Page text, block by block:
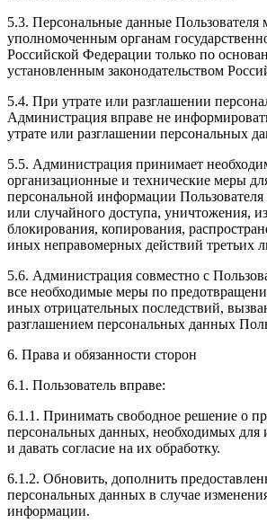
5.3. Персональные данные Пользователя
уполномоченным органам
Российской Федерации только по
установленным законодательством
5.4. При утрате или разглашении
Администрация вправе не
утрате или разглашении персональных
5.5. Администрация принимает
организационные и технические меры
персональной информации
или случайного доступа, уничтожения,
блокирования, копирования,
иных неправомерных действий третьих
5.6. Администрация совместно с
все необходимые меры по
иных отрицательных последствий,
разглашением персональных данных
6. Права и обязанности сторон
6.1. Пользователь вправе:
6.1.1. Принимать свободное решение о
персональных данных, необходимых для
и давать согласие на их обработку.
6.1.2. Обновить, дополнить
персональных данных в случае
информации.